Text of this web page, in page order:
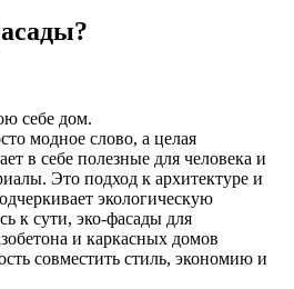
себе дом.
модное слово, а целая
в себе полезные для человека и
Это подход к архитектуре и
экологическую
к сути, эко-фасады для
и каркасных домов
совместить стиль, экономию и